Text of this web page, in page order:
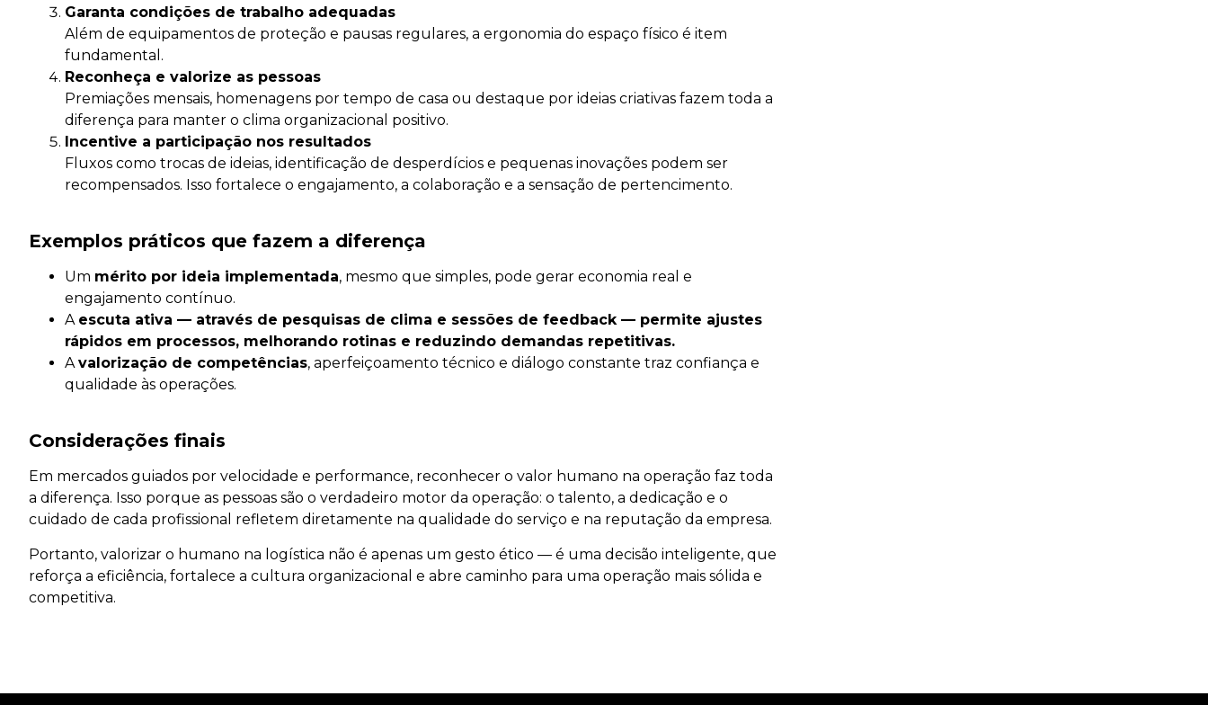
Garanta condições de trabalho adequadas
Além de equipamentos de proteção e pausas regulares, a ergonomia do espaço físico é item
fundamental.
Reconheça e valorize as pessoas
Premiações mensais, homenagens por tempo de casa ou destaque por ideias criativas fazem toda a
diferença para manter o clima organizacional positivo.
Incentive a participação nos resultados
Fluxos como trocas de ideias, identificação de desperdícios e pequenas inovações podem ser
recompensados. Isso fortalece o engajamento, a colaboração e a sensação de pertencimento.
Exemplos práticos que fazem a diferença
Um mérito por ideia implementada, mesmo que simples, pode gerar economia real e
engajamento contínuo.
A escuta ativa — através de pesquisas de clima e sessões de feedback — permite ajustes
rápidos em processos, melhorando rotinas e reduzindo demandas repetitivas.
Avalorização de competências, aperfeiçoamento técnico e diálogo constante traz confiança e
qualidade às operações.
Considerações finais
Em mercados guiados por velocidade e performance, reconhecer o valor humano na operação faz toda
a diferença. Isso porque as pessoas são o verdadeiro motor da operação: o talento, a dedicação e o
cuidado de cada profissional refletem diretamente na qualidade do serviço e na reputação da empresa.
Portanto, valorizar o humano na logística não é apenas um gesto ético — é uma decisão inteligente, que
reforça a eficiência, fortalece a cultura organizacional e abre caminho para uma operação mais sólida e
competitiva.